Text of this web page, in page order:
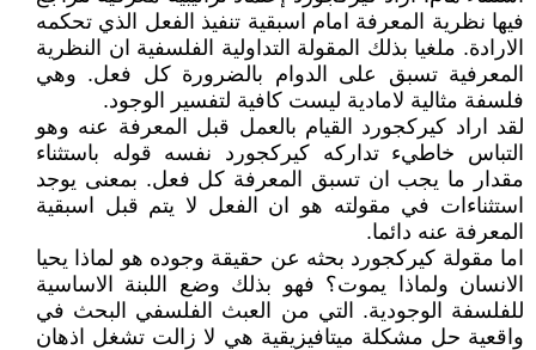
فيها نظرية المعرفة امام اسبقية تنفيذ الفعل الذي تحكمه
الارادة. ملغيا بذلك المقولة التداولية الفلسفية ان النظرية
المعرفية تسبق على الدوام بالضرورة كل فعل. وهي
فلسفة مثالية لامادية ليست كافية لتفسير الوجود.
لقد اراد كيركجورد القيام بالعمل قبل المعرفة عنه وهو
التباس خاطيء تداركه كيركجورد نفسه قوله باستثناء
مقدار ما يجب ان تسبق المعرفة كل فعل. بمعنى يوجد
استثناءات في مقولته هو ان الفعل لا يتم قبل اسبقية
المعرفة عنه دائما.
اما مقولة كيركجورد بحثه عن حقيقة وجوده هو لماذا يحيا
الانسان ولماذا يموت؟ فهو بذلك وضع اللبنة الاساسية
للفلسفة الوجودية. التي من العبث الفلسفي البحث في
واقعية حل مشكلة ميتافيزيقية هي لا زالت تشغل اذهان